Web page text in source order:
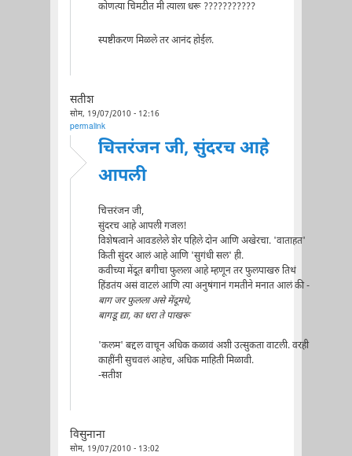
कोणत्या चिमटीत मी त्याला धरू ???????????
स्पष्टीकरण मिळले तर आनंद होईल.
सतीश
सोम, 19/07/2010 - 12:16
permalink
चित्तरंजन जी, सुंदरच आहे
आपली
चित्तरंजन जी,
सुंदरच आहे आपली गजल!
विशेषत्वाने आवडलेले शेर पहिले दोन आणि अखेरचा. 'वाताहत'
किती सुंदर आलं आहे आणि 'सुगंधी सल' ही.
कवीच्या मेंदूत बगीचा फुलला आहे म्हणून तर फुलपाखरु तिथं
हिंडतंय असं वाटलं आणि त्या अनुषंगानं गमतीने मनात आलं की -
बाग जर फुलला असे मेंदूमधे,
बागडू द्या, का धरा ते पाखरू
'कलम' बद्दल वाचून अधिक कळावं अशी उत्सुकता वाटली. वरही
काहींनी सुचवलं आहेच, अधिक माहिती मिळावी.
-सतीश
विसुनाना
सोम, 19/07/2010 - 13:02